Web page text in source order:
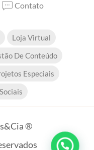
Contato
Loja Virtual
De Conteúdo
Especiais
®